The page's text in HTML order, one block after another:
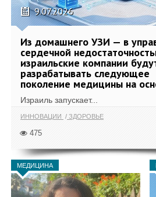
9.07.2026
Из домашнего УЗИ — в
сердечной
израильские компании
разрабатывать следующее
поколение медицины на
Израиль запускает...
ИННОВАЦИИ ЗДОРОВЬЕ
475
МЕДИЦИНА